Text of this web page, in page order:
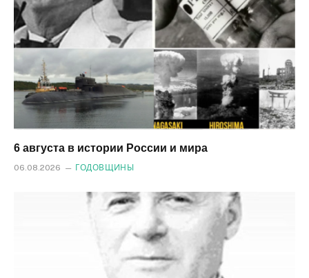
6 августа в истории России и мира
06.08.2026 ГОДОВЩИНЫ